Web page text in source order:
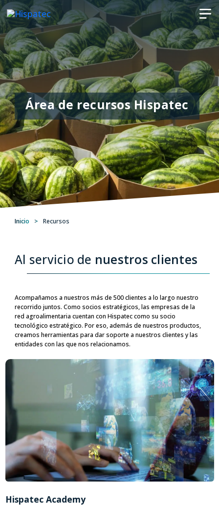
Área de recursos Hispatec
Inicio > Recursos
Al servicio de nuestros clientes
Acompañamos a nuestros más de 500 clientes a lo largo nuestro
recorrido juntos. Como socios estratégicos, las empresas de la
red agroalimentaria cuentan con Hispatec como su socio
tecnológico estratégico. Por eso, además de nuestros productos,
creamos herramientas para dar soporte a nuestros clientes y las
entidades con las que nos relacionamos.
Hispatec Academy